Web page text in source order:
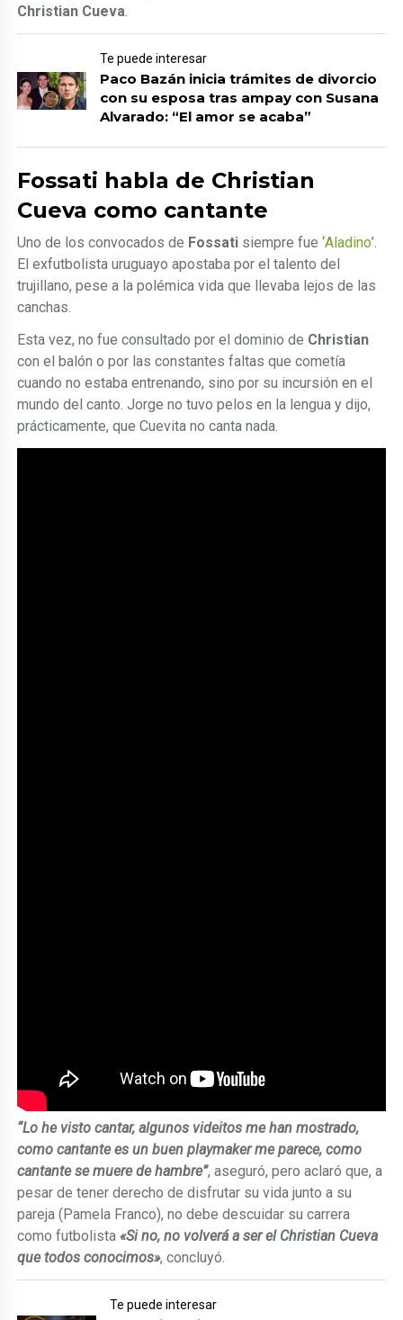
Christian Cueva.
Te puede interesar
Paco Bazán inicia trámites de divorcio
con su esposa tras ampay con Susana
Alvarado: “El amor se acaba”
Fossati habla de Christian
Cueva como cantante
Uno de los convocados de Fossati siempre fue ‘Aladino’.
El exfutbolista uruguayo apostaba por el talento del
trujillano, pese a la polémica vida que llevaba lejos de las
canchas.
Esta vez, no fue consultado por el dominio de Christian
con el balón o por las constantes faltas que cometía
cuando no estaba entrenando, sino por su incursión en el
mundo del canto. Jorge no tuvo pelos en la lengua y dijo,
prácticamente, que Cuevita no canta nada.
“Lo he visto cantar, algunos videitos me han mostrado,
como cantante es un buen playmaker me parece, como
cantante se muere de hambre”, aseguró, pero aclaró que, a
pesar de tener derecho de disfrutar su vida junto a su
pareja (Pamela Franco), no debe descuidar su carrera
como futbolista«Si no, no volverá a ser el Christian Cueva
que todos conocimos», concluyó.
Te puede interesar